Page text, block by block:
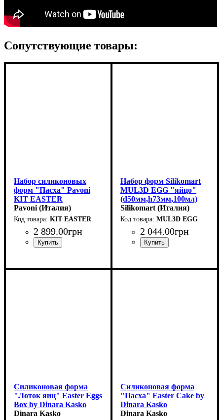
Сопутствующие товары:
Набор силиконовых
форм "Пасха" Pavoni
KIT EASTER
(торт+пирожные)
Pavoni (Италия)
KIT EASTER
2 899.00грн
Набор форм Silikomart
MUL3D EGG "яйцо"
(d50мм,h73мм,100мл)
Silikomart (Италия)
MUL3D EGG
2 044.00грн
Силиконовая форма
"Лоток яиц" Easter Eggs
Box by Dinara Kasko
Dinara Kasko
Силиконовая форма
"Пасха" Easter Cake by
Dinara Kasko
(d180мм,h65мм,1000мл)
Dinara Kasko